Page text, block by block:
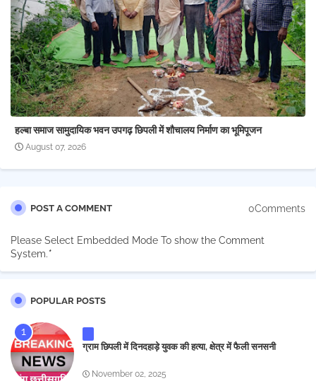
हल्बा समाज सामुदायिक भवन उपगढ़ छिपली में शौचालय निर्माण का भूमिपूजन
August 07, 2026
POST A COMMENT 0Comments
Please Select Embedded Mode To show the Comment
System.*
POPULAR POSTS
ग्राम छिपली में दिनदहाड़े युवक की हत्या, क्षेत्र में फैली सनसनी
November 02, 2025